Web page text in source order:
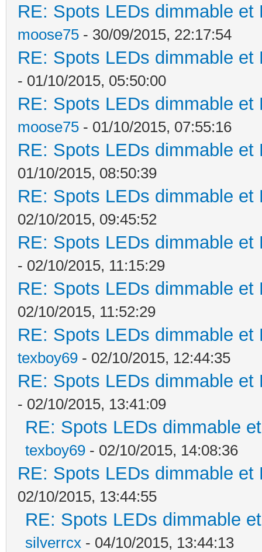
RE: Spots LEDs dimmable
moose75 - 30/09/2015, 22:17:54
RE: Spots LEDs dimmable
- 01/10/2015, 05:50:00
RE: Spots LEDs dimmable
moose75 - 01/10/2015, 07:55:16
RE: Spots LEDs dimmable
01/10/2015, 08:50:39
RE: Spots LEDs dimmable
02/10/2015, 09:45:52
RE: Spots LEDs dimmable
- 02/10/2015, 11:15:29
RE: Spots LEDs dimmable
02/10/2015, 11:52:29
RE: Spots LEDs dimmable
texboy69 - 02/10/2015, 12:44:35
RE: Spots LEDs dimmable
- 02/10/2015, 13:41:09
RE: Spots LEDs dimmable
texboy69 - 02/10/2015, 14:08:36
RE: Spots LEDs dimmable
02/10/2015, 13:44:55
RE: Spots LEDs dimmable
silverrcx - 04/10/2015, 13:44:13